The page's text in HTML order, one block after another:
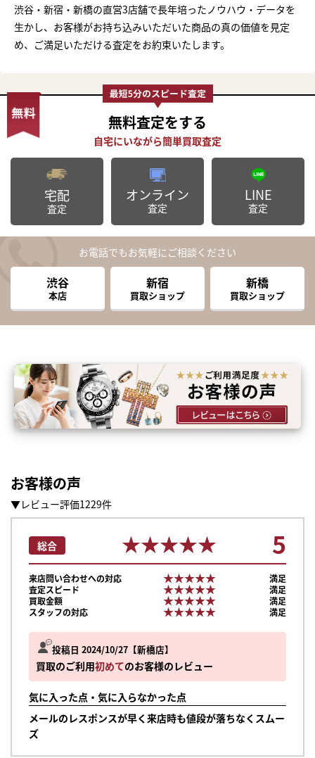
渋谷・新宿・新橋の直営3店舗で長年培ったノウハウ・データを
生かし、お客様がお持ち込みいただいた商品の真の価値を見定
め、ご満足いただける査定をお約束いたします。
無料査定をする
宅配
査定
オンライン
査定
LINE
査定
お電話でもお気軽にご相談ください
渋谷
本店
新宿
買取ショップ
新橋
買取ショップ
お客様の声
▼レビュー評価1229件
投稿日 2024/10/27 新橋店
買取のご利用初めてのお客様のレビュー
気に入った点・気に入らなかった点
メールのレスポンスが早く来店時も値段が落ちなくスムー
ズ
総合 ★★★★★
★★★★★ 5
来店問い合わせへの対応 ★★★★★
★★★★★
満足
査定スピード
★★★★★
★★★★★
満足
買取金額
★★★★★
★★★★★
満足
スタッフの対応
★★★★★
★★★★★ 満足
まずは